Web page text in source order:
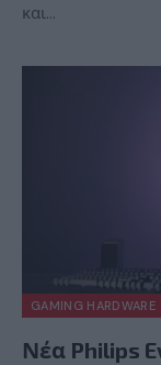
και…
GAMING HARDWARE
Νέα Philips